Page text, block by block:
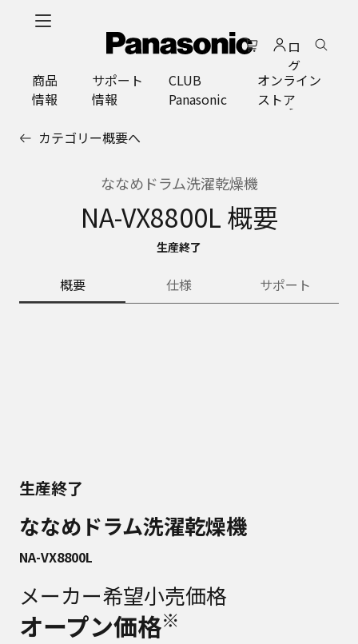
ロ
グ
イ
ン
商品
情報
サポート
情報
CLUB
Panasonic
オンライン
ストア
カテゴリー概要へ
ななめドラム洗濯乾燥機
NA-VX8800L 概要
生産終了
概要 仕様 サポート
生産終了
ななめドラム洗濯乾燥機
NA-VX8800L
メーカー希望小売価格
オープン価格※